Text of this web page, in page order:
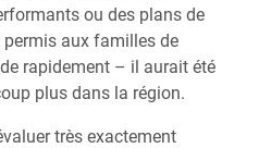
ou des plans de
aux familles de
rapidement – il aurait été
plus dans la région.
très exactement